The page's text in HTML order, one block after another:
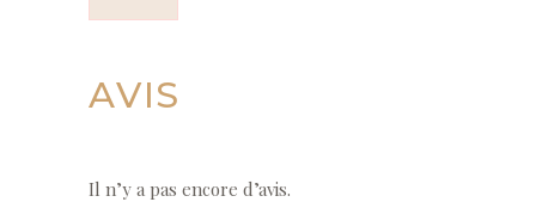
AVIS
Il n’y a pas encore d’avis.